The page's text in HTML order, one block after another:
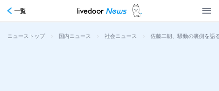
一覧
ニューストップ > 国内ニュース > 社会ニュース > 佐藤二朗、騒動の裏側を語